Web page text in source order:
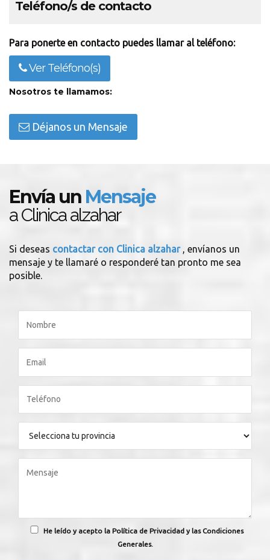
Teléfono/s de contacto
Para ponerte en contacto puedes llamar al teléfono:
Ver Teléfono(s)
Nosotros te llamamos:
Déjanos un Mensaje
Envía un Mensaje
a Clinica alzahar
Si deseas contactar con Clinica alzahar , envíanos un
mensaje y te llamaré o responderé tan pronto me sea
posible.
He leído y acepto la Política de Privacidad y las Condiciones
Generales.